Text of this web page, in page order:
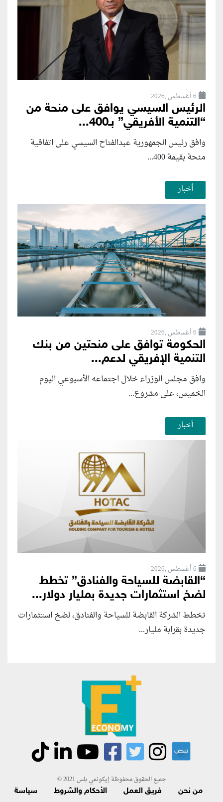
6 أغسطس ,2026
الرئيس السيسي يوافق على منحة من
“التنمية الأفريقي” بـ400...
وافق رئيس الجمهورية عبدالفتاح السيسي على اتفاقية
منحة بقيمة 400...
أخبار
6 أغسطس ,2026
الحكومة توافق على منحتين من بنك
التنمية الإفريقي لدعم...
وافق مجلس الوزراء خلال اجتماعه الأسبوعي اليوم
الخميس، على مشروع...
أخبار
6 أغسطس ,2026
“القابضة للسياحة والفنادق” تخطط
لضخ استثمارات جديدة بمليار دولار...
تخطط الشركة القابضة للسياحة والفنادق، لضخ استثمارات
جديدة بقرابة مليار...
جميع الحقوق محفوظة إيكونمي بلس 2021 ©
من نحن فريق العمل الأحكام والشروط
سياسة